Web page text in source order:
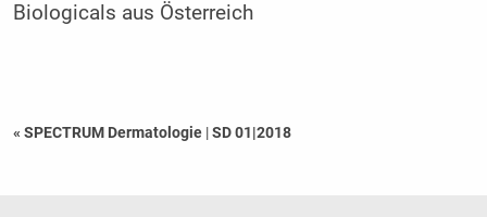
Biologicals aus Österreich
« SPECTRUM Dermatologie |SD 01|2018